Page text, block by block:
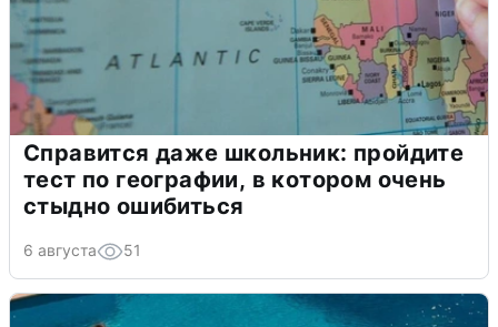
Справится даже школьник: пройдите
тест по географии, в котором очень
стыдно ошибиться
6 августа 51